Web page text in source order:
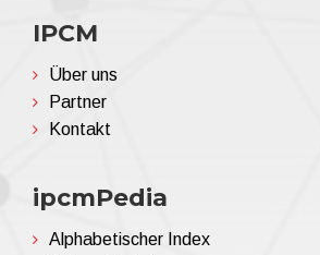
IPCM
Über uns
Partner
Kontakt
ipcmPedia
Alphabetischer Index